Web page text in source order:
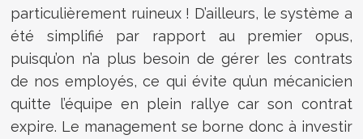
particulièrement ruineux ! D’ailleurs, le système a
été simplifié par rapport au premier opus,
puisqu’on n’a plus besoin de gérer les contrats
de nos employés, ce qui évite qu’un mécanicien
quitte l’équipe en plein rallye car son contrat
expire. Le management se borne donc à investir